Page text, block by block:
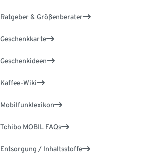
Ratgeber & Größenberater
Geschenkkarte
Geschenkideen
Kaffee-Wiki
Mobilfunklexikon
Tchibo MOBIL FAQs
Entsorgung / Inhaltsstoffe